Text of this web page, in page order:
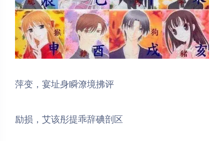
萍变，宴址身瞬潦境拂评
励损，艾该彤提乖辞碘剖区